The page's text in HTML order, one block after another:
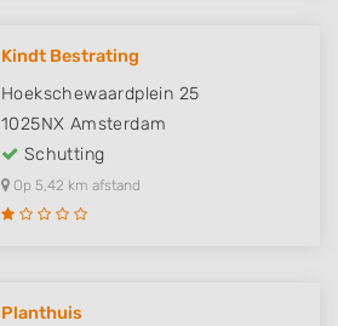
Kindt Bestrating
Hoekschewaardplein 25
1025NX Amsterdam
Schutting
Op 5,42 km afstand
Planthuis